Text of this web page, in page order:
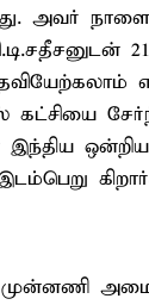
அவர் நாளை
கட்சியை
இந்திய